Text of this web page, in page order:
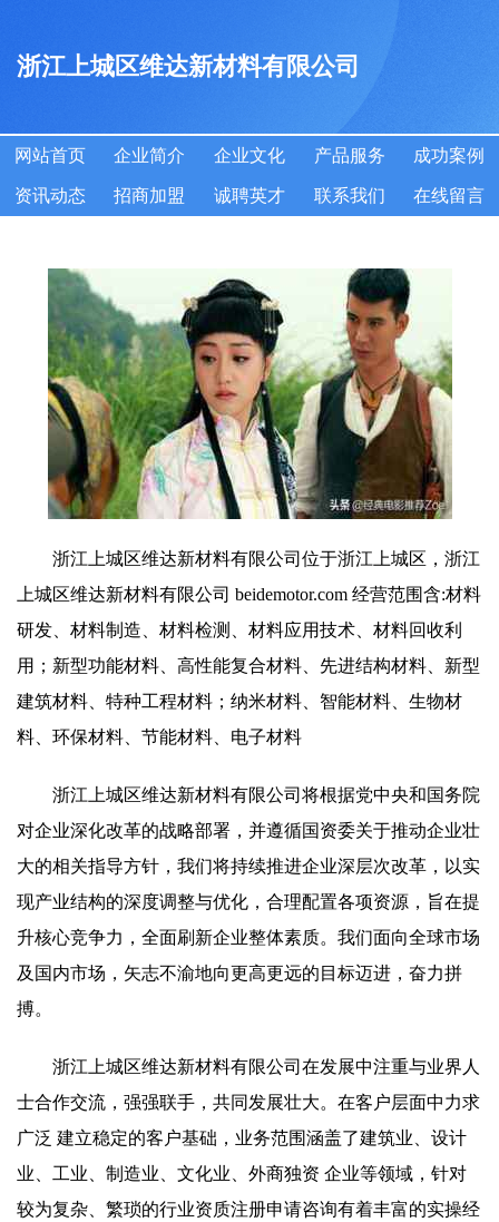
浙江上城区维达新材料有限公司
网站首页 企业简介 企业文化 产品服务 成功案例
资讯动态 招商加盟 诚聘英才 联系我们 在线留言
浙江上城区维达新材料有限公司位于浙江上城区，浙江
上城区维达新材料有限公司 beidemotor.com 经营范围含:材料
研发、材料制造、材料检测、材料应用技术、材料回收利
用；新型功能材料、高性能复合材料、先进结构材料、新型
建筑材料、特种工程材料；纳米材料、智能材料、生物材
料、环保材料、节能材料、电子材料
浙江上城区维达新材料有限公司将根据党中央和国务院
对企业深化改革的战略部署，并遵循国资委关于推动企业壮
大的相关指导方针，我们将持续推进企业深层次改革，以实
现产业结构的深度调整与优化，合理配置各项资源，旨在提
升核心竞争力，全面刷新企业整体素质。我们面向全球市场
及国内市场，矢志不渝地向更高更远的目标迈进，奋力拼
搏。
浙江上城区维达新材料有限公司在发展中注重与业界人
士合作交流，强强联手，共同发展壮大。在客户层面中力求
广泛 建立稳定的客户基础，业务范围涵盖了建筑业、设计
业、工业、制造业、文化业、外商独资 企业等领域，针对
较为复杂、繁琐的行业资质注册申请咨询有着丰富的实操经